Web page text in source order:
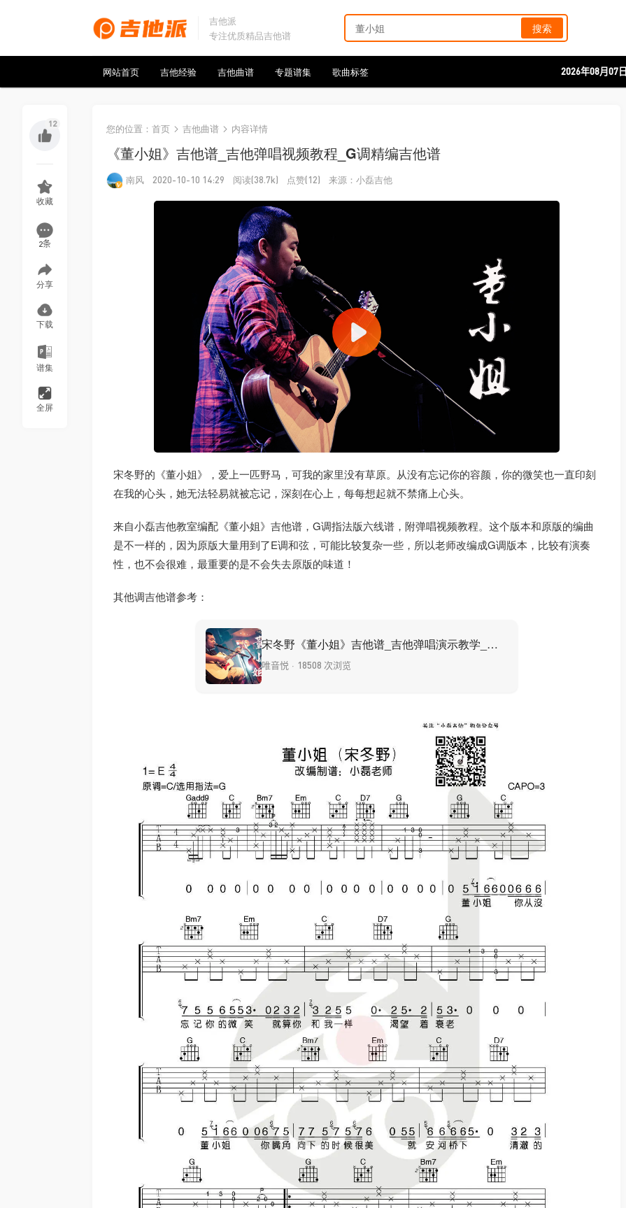
吉他派
专注优质精品吉他谱
搜索
网站首页 吉他经验 吉他曲谱 专题谱集 歌曲标签 2026年08月07日
您的位置 ： 首页 吉他曲谱 内容详情
《董小姐》吉他谱_吉他弹唱视频教程_G调精编吉他谱
南风 2020-10-10 14:29 阅读(38.7k) 点赞(12) 来源：小磊吉他
宋冬野的《董小姐》，爱上一匹野马，可我的家里没有草原。从没有忘记你的容颜，你的微笑也一直印刻
在我的心头，她无法轻易就被忘记，深刻在心上，每每想起就不禁痛上心头。
来自小磊吉他教室编配《董小姐》吉他谱，G调指法版六线谱，附弹唱视频教程。这个版本和原版的编曲
是不一样的，因为原版大量用到了E调和弦，可能比较复杂一些，所以老师改编成G调版本，比较有演奏
性，也不会很难，最重要的是不会失去原版的味道！
其他调吉他谱参考：
宋冬野《董小姐》吉他谱_吉他弹唱演示教学_编配说明_唯音悦
唯音悦· 18508 次浏览
12
收藏
2条
分享
下载
谱集
全屏